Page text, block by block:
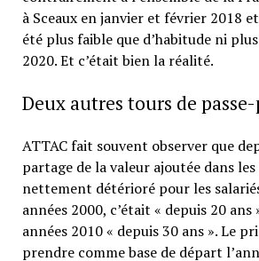
à Sceaux en janvier et février 2018
été plus faible que d’habitude ni plus
2020. Et c’était bien la réalité.
Deux autres tours de passe-
ATTAC fait souvent observer que
partage de la valeur ajoutée dans
nettement détérioré pour les
années 2000, c’était « depuis 20 ans
années 2010 « depuis 30 ans ». Le
prendre comme base de départ